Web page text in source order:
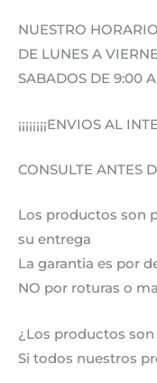
NUESTRO
DE LUNES A
SABADOS DE 9:00
¡¡¡¡¡¡¡¡ENVIOS AL
CONSULTE ANTES
Los productos son
su entrega
La garantia es por
NO por roturas o
¿Los productos
Si todos nuestros